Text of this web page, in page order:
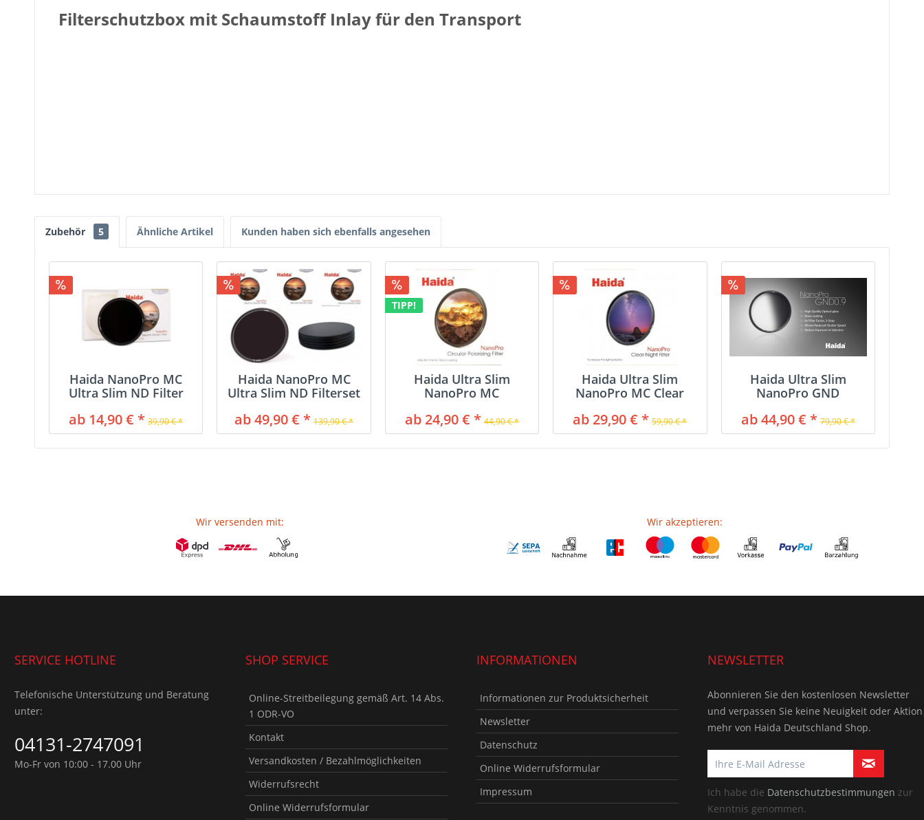
Filterschutzbox mit Schaumstoff Inlay für den Transport
Zubehör 5 Ähnliche Artikel Kunden haben sich ebenfalls angesehen
Haida NanoPro MC
Ultra Slim ND Filter
ab 14,90 € * 39,90 € *
Haida NanoPro MC
Ultra Slim ND Filterset
ab 49,90 € * 139,90 € *
TIPP!
Haida Ultra Slim
NanoPro MC
ab 24,90 € * 44,90 € *
Haida Ultra Slim
NanoPro MC Clear
ab 29,90 € * 59,90 € *
Haida Ultra Slim
NanoPro GND
ab 44,90 € * 79,90 € *
Wir versenden mit: Wir akzeptieren:
SERVICE HOTLINE
Telefonische Unterstützung und Beratung
unter:
04131-2747091
Mo-Fr von 10:00 - 17.00 Uhr
SHOP SERVICE
Online-Streitbeilegung gemäß Art. 14 Abs.
1 ODR-VO
Kontakt
Versandkosten / Bezahlmöglichkeiten
Widerrufsrecht
Online Widerrufsformular
INFORMATIONEN
Informationen zur Produktsicherheit
Newsletter
Datenschutz
Online Widerrufsformular
Impressum
NEWSLETTER
Abonnieren Sie den kostenlosen Newsletter
und verpassen Sie keine Neuigkeit oder Aktion
mehr von Haida Deutschland Shop.
Ich habe die Datenschutzbestimmungen zur
Kenntnis genommen.